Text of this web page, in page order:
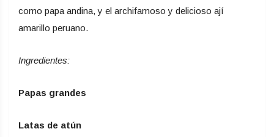
como papa andina, y el archifamoso y delicioso ají
amarillo peruano.
Ingredientes:
Papas grandes
Latas de atún